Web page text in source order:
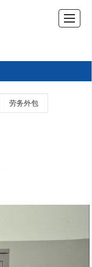
劳务外包